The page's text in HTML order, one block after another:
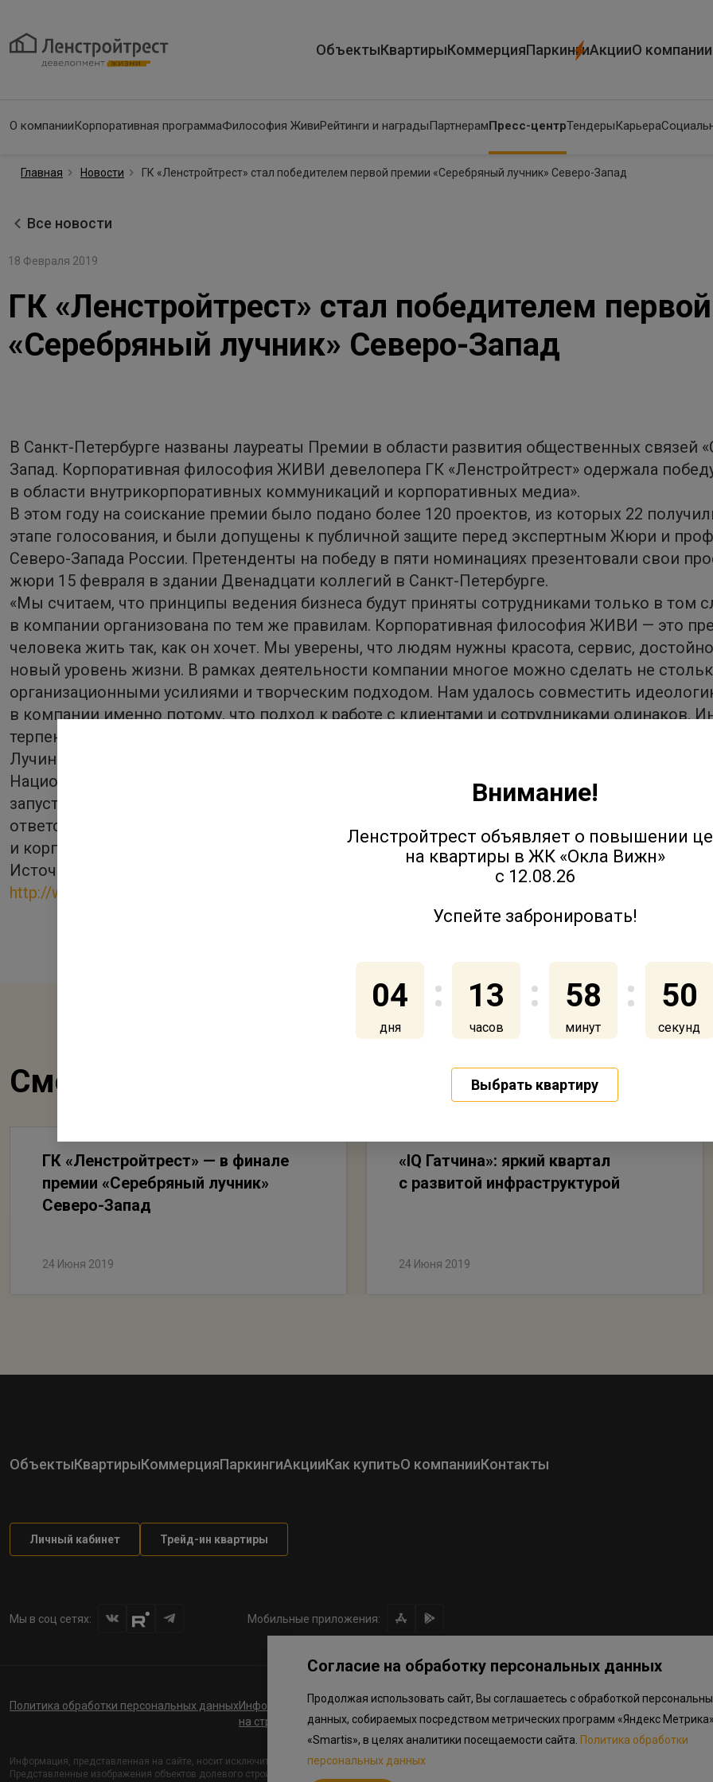
ОбъектыКвартирыКоммерцияПаркингиАкцииО компании
О компанииКорпоративная программаФилософия ЖивиРейтинги и наградыПартнерамПресс-центрТендерыКарьера
Главная Новости ГК «Ленстройтрест» стал победителем первой премии «Серебряный лучник» Северо-Запад
Все новости
18 Февраля 2019
ГК «Ленстройтрест» стал победителем
«Серебряный лучник» Северо-Запад
В Санкт-Петербурге названы лауреаты Премии в области развития общественных связей
Запад. Корпоративная философия ЖИВИ девелопера ГК «Ленстройтрест» одержала
в области внутрикорпоративных коммуникаций и корпоративных медиа».
В этом году на соискание премии было подано более 120 проектов, из которых 22
этапе голосования, и были допущены к публичной защите перед экспертным Жюри и
Северо-Запада России. Претенденты на победу в пяти номинациях презентовали свои
жюри 15 февраля в здании Двенадцати коллегий в Санкт-Петербурге.
«Мы считаем, что принципы ведения бизнеса будут приняты сотрудниками только в том
в компании организована по тем же правилам. Корпоративная философия ЖИВИ — это
человека жить так, как он хочет. Мы уверены, что людям нужны красота, сервис,
новый уровень жизни. В рамках деятельности компании многое можно сделать не
организационными усилиями и творческим подходом. Нам удалось совместить
в компании именно потому, что подход к работе с клиентами и сотрудниками одинаков.
терпение и доброжелательность, забота и предоставление возможностей — наши главные
Лучина, заместитель генерального директора ГК «Ленстройтрест».
Национальная премия «Серебряный лучник» была учреждена в 1997 году, а в 2018 году ее
запустили этап конкурса в Северо-Западном федеральном округе. Номинации премии:
ответственность и благотворительность», «Корпоративные коммуникации»,
и корпоративные медиа», «Развитие и продвижение территорий», «Digital коммуникации».
Источник:
http://www.kvadrat.ru/news/
Смотрите также
ГК «Ленстройтрест» — в финале
премии «Серебряный лучник»
Северо-Запад
24 Июня 2019
«IQ Гатчина»: яркий квартал
с развитой инфраструктурой
24 Июня 2019
ОбъектыКвартирыКоммерцияПаркингиАкцииКак купитьО компанииКонтакты
Личный кабинет Трейд-ин квартиры
Мы в соц сетях: Мобильные приложения:
Политика обработки персональных данныхИнформация о плановом направлении средств
на строительство соц.объектов в Окле
Правила программы лояльности
Информация, представленная на сайте, носит исключительно ознакомительный характер, не является публичной офертой, определяемой
Представленные изображения объектов долевого строительства носят предварительный ознакомительный характер и могут отличаться от
Внимание!
Ленстройтрест объявляет о повышении
на квартиры в ЖК «Окла Вижн»
с 12.08.26
Успейте забронировать!
04
дня
13
часов
58
минут
49
секунд
Выбрать квартиру
Согласие на обработку персональных данных
Продолжая использовать сайт, Вы соглашаетесь с обработкой
данных, собираемых посредством метрических программ «Яндекс
«Smartis», в целях аналитики посещаемости сайта. Политика обработки
персональных данных